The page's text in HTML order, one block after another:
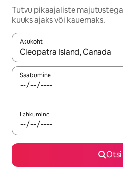
Tutvu pikaajaliste
kuuks ajaks või kauemaks.
Asukoht
Kui tulemused on kuvatud, liigu
Saabumine
Lahkumine
Otsi